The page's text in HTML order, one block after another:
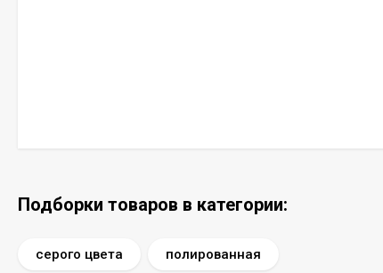
Подборки товаров в категории:
серого цвета полированная